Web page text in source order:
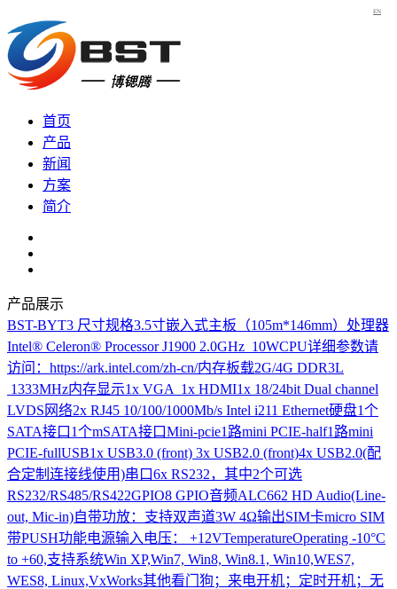
EN
首页
产品
新闻
方案
简介
产品展示
BST-BYT3 尺寸规格3.5寸嵌入式主板（105m*146mm）处理器
Intel® Celeron® Processor J1900 2.0GHz 10WCPU详细参数请
访问：https://ark.intel.com/zh-cn/内存板载2G/4G DDR3L
1333MHz内存显示1x VGA 1x HDMI1x 18/24bit Dual channel
LVDS网络2x RJ45 10/100/1000Mb/s Intel i211 Ethernet硬盘1个
SATA接口1个mSATA接口Mini-pcie1路mini PCIE-half1路mini
PCIE-fullUSB1x USB3.0 (front) 3x USB2.0 (front)4x USB2.0(配
合定制连接线使用)串口6x RS232，其中2个可选
RS232/RS485/RS422GPIO8 GPIO音频ALC662 HD Audio(Line-
out, Mic-in)自带功放：支持双声道3W 4Ω输出SIM卡micro SIM
带PUSH功能电源输入电压： +12VTemperatureOperating -10°C
to +60,支持系统Win XP,Win7, Win8, Win8.1, Win10,WES7,
WES8, Linux,VxWorks其他看门狗；来电开机；定时开机；无